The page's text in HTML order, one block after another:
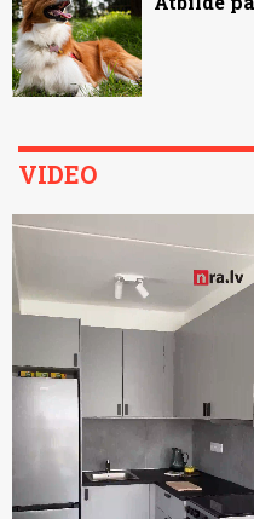
VIDEO